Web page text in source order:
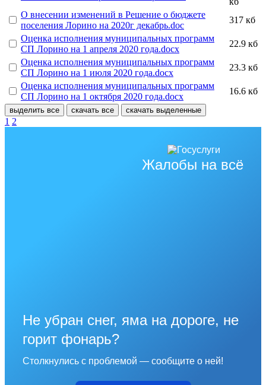
О внесении изменений в Решение о бюджете
поселения Лорино на 2020г декабрь.doc
317 кб
Оценка исполнения муниципальных программ
СП Лорино на 1 апреля 2020 года.docx
22.9 кб
Оценка исполнения муниципальных программ
СП Лорино на 1 июля 2020 года.docx
23.3 кб
Оценка исполнения муниципальных программ
СП Лорино на 1 октября 2020 года.docx
16.6 кб
выделить все скачать все скачать выделенные
1 2
Жалобы на всё
Не убран снег, яма на дороге, не
горит фонарь?
Столкнулись с проблемой — сообщите о ней!